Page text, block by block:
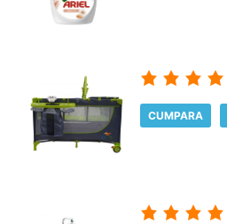
CUMPARA